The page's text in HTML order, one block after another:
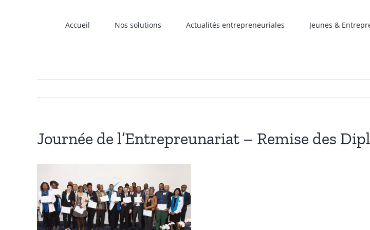
Accueil Nos solutions Actualités entrepreneuriales Jeunes &
Journée de l’Entrepreunariat – Remise des